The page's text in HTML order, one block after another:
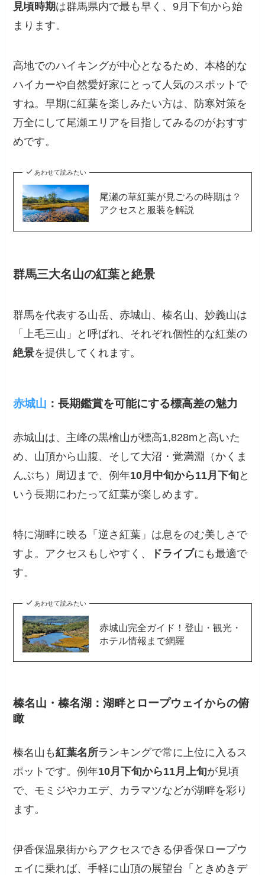
見頃時期は群馬県内で最も早く、9月下旬から始
まります。
高地でのハイキングが中心となるため、本格的な
ハイカーや自然愛好家にとって人気のスポットで
すね。早期に紅葉を楽しみたい方は、防寒対策を
万全にして尾瀬エリアを目指してみるのがおすす
めです。
あわせて読みたい
尾瀬の草紅葉が見ごろの時期は？
アクセスと服装を解説
群馬三大名山の紅葉と絶景
群馬を代表する山岳、赤城山、榛名山、妙義山は
「上毛三山」と呼ばれ、それぞれ個性的な紅葉の
絶景を提供してくれます。
赤城山 ：長期鑑賞を可能にする標高差の魅力
赤城山は、主峰の黒檜山が標高1,828mと高いた
め、山頂から山腹、そして大沼・覚満淵（かくま
んぶち）周辺まで、例年10月中旬から11月下旬 と
いう長期にわたって紅葉が楽しめます。
特に湖畔に映る「逆さ紅葉」は息をのむ美しさで
すよ。アクセスもしやすく、
ドライブにも最適で
す。
あわせて読みたい
赤城山完全ガイド！登山・観光・
ホテル情報まで網羅
榛名山・榛名湖：湖畔とロープウェイからの俯
瞰
榛名山も紅葉名所ランキングで常に上位に入るス
ポットです。例年10月下旬から11月上旬が見頃
で、モミジやカエデ、カラマツなどが湖畔を彩り
ます。
伊香保温泉街からアクセスできる伊香保ロープウ
ェイ に乗れば、手軽に山頂の展望台「ときめきデ